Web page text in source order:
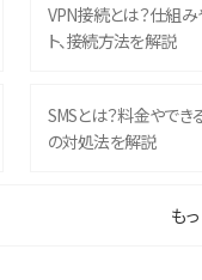
VPN接続とは？仕組み
ト、接続方法を解説
SMSとは？料金やでき
の対処法を解説
iPhone 16eとiPhone
も